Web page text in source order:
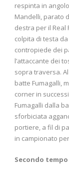
respinta in
Mandelli, parato
destra per il Real
colpita di testa
contropiede dei
l’attaccante dei
sopra traversa.
batte Fumagalli,
corner in
Fumagalli dalla
sforbiciata
portiere, a fil di
in campionato
Secondo tempo